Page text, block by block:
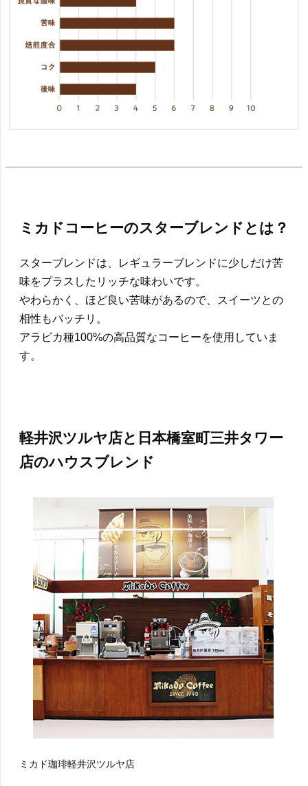
ミカドコーヒーのスターブレンドとは？
スターブレンドは、レギュラーブレンドに少しだけ苦
味をプラスしたリッチな味わいです。
やわらかく、ほど良い苦味があるので、スイーツとの
相性もバッチリ。
アラビカ種100%の高品質なコーヒーを使用していま
す。
軽井沢ツルヤ店と日本橋室町三井タワー
店のハウスブレンド
ミカド珈琲軽井沢ツルヤ店